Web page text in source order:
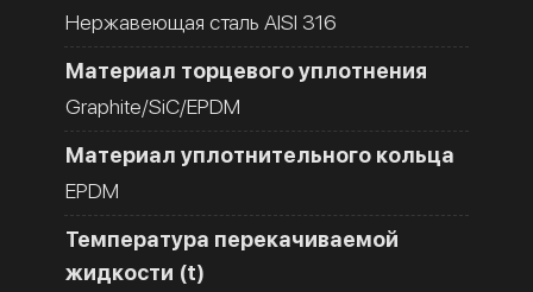
Нержавеющая сталь AISI 316
Материал торцевого уплотнения
Graphite/SiC/EPDM
Материал уплотнительного кольца
EPDM
Температура перекачиваемой
жидкости (t)